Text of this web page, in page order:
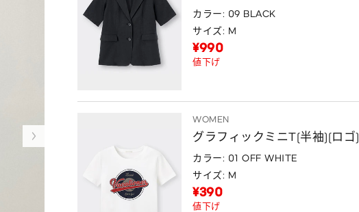
カラー: 09 BLACK
サイズ: M
¥990
値下げ
WOMEN
グラフィックミニT(半袖)(ロゴ)
カラー: 01 OFF WHITE
サイズ: M
¥390
値下げ